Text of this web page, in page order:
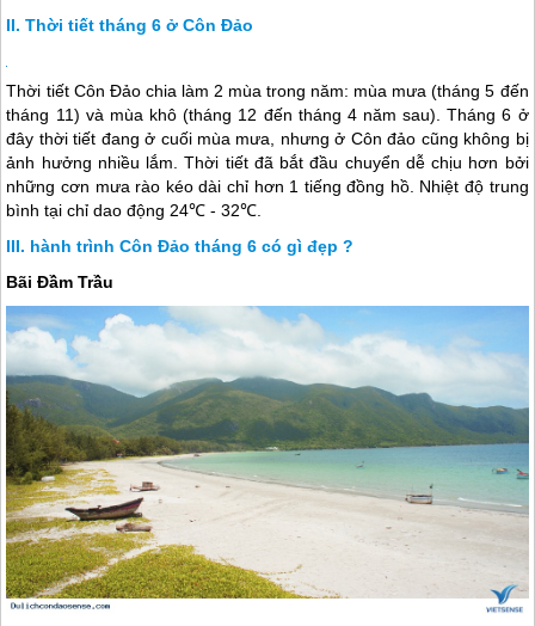
Thời tiết tháng 6 ở Côn Đảo
Thời tiết Côn Đảochia làm 2 mùa trong năm: mùa mưa (tháng 5 đến
tháng 11) và mùa khô (tháng 12 đến tháng 4 năm sau). Tháng 6 ở
đây thời tiết đang ở cuối mùa mưa, nhưng ở Côn đảo cũng không bị
ảnh hưởng nhiều lắm. Thời tiết đã bắt đầu chuyển dễ chịu hơn bởi
những cơn mưa rào kéo dài chỉ hơn 1 tiếng đồng hồ. Nhiệt độ trung
bình tại chỉ dao động 24℃ - 32℃.
hành trình Côn Đảo tháng 6 có gì đẹp ?
Bãi Đầm Trầu